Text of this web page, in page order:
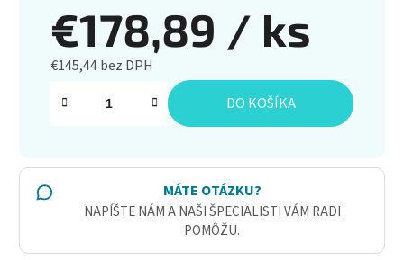
€178,89 / ks
€145,44 bez DPH
Jednotková cena:
DO KOŠÍKA
MÁTE OTÁZKU?
NAPÍŠTE NÁM A NAŠI ŠPECIALISTI VÁM RADI
POMÔŽU.